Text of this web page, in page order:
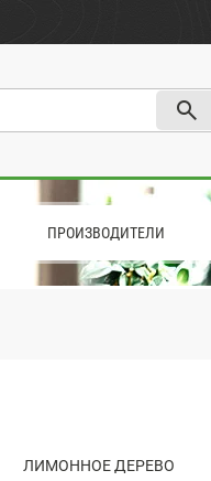
search
ПРОИЗВОДИТЕЛИ
ЛИМОННОЕ ДЕРЕВО